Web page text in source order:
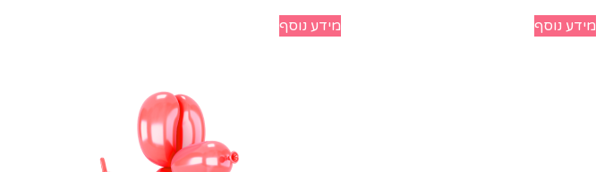
מידע נוסף
מידע נוסף